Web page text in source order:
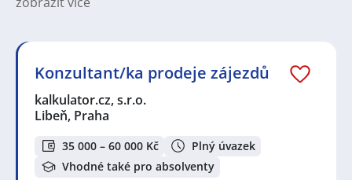
brigády
a profesí, o které mají firmy aktuálně největší zájem a
je pro ně velmi podstatné obsadit pracovní pozici v co
nejkratším možném termínu. Mezi takové profese
patří nyní nejvíce
dělník / dělnice
profesi prodavač / prodavačka? Mezi nejvíce
požadované obory patří Průmyslová a chemická
výroba Ubytování a cestovní ruch
Konzultant/ka prodeje zájezdů
kalkulator.cz, s.r.o.
Libeň, Praha
35 000 – 60 000 Kč
Plný úvazek
Vhodné také pro absolventy